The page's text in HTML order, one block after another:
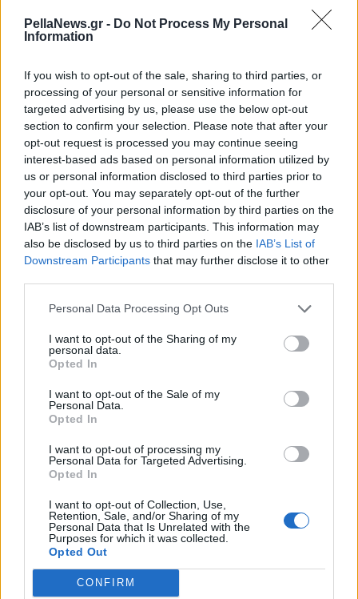
PellaNews.gr - Do Not Process My Personal
Information
If you wish to opt-out of the sale, sharing to third parties, or
processing of your personal or sensitive information for
targeted advertising by us, please use the below opt-out
section to confirm your selection. Please note that after your
opt-out request is processed you may continue seeing
interest-based ads based on personal information utilized by
us or personal information disclosed to third parties prior to
your opt-out. You may separately opt-out of the further
disclosure of your personal information by third parties on the
IAB’s list of downstream participants. This information may
also be disclosed by us to third parties on the IAB’s List of
Downstream Participants that may further disclose it to other
Personal Data Processing Opt Outs
I want to opt-out of the Sharing of my
personal data.
Opted In
I want to opt-out of the Sale of my
Personal Data.
Opted In
I want to opt-out of processing my
Personal Data for Targeted Advertising.
Opted In
I want to opt-out of Collection, Use,
Retention, Sale, and/or Sharing of my
Personal Data that Is Unrelated with the
Purposes for which it was collected.
Opted Out
CONFIRM